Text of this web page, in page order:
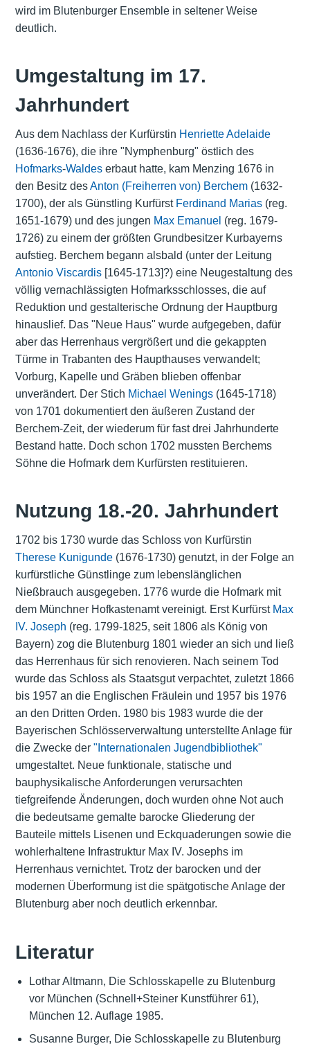
wird im Blutenburger Ensemble in seltener Weise
deutlich.
Umgestaltung im 17.
Jahrhundert
Aus dem Nachlass der Kurfürstin Henriette Adelaide
(1636-1676), die ihre "Nymphenburg" östlich des
Hofmarks-Waldeserbaut hatte, kam Menzing 1676 in
den Besitz desAnton (Freiherren von) Berchem(1632-
1700), der als Günstling Kurfürst Ferdinand Marias(reg.
1651-1679) und des jungen Max Emanuel (reg. 1679-
1726) zu einem der größten Grundbesitzer Kurbayerns
aufstieg. Berchem begann alsbald (unter der Leitung
Antonio Viscardis[1645-1713]?) eine Neugestaltung des
völlig vernachlässigten Hofmarksschlosses, die auf
Reduktion und gestalterische Ordnung der Hauptburg
hinauslief. Das "Neue Haus" wurde aufgegeben, dafür
aber das Herrenhaus vergrößert und die gekappten
Türme in Trabanten des Haupthauses verwandelt;
Vorburg, Kapelle und Gräben blieben offenbar
unverändert. Der Stich Michael Wenings(1645-1718)
von 1701 dokumentiert den äußeren Zustand der
Berchem-Zeit, der wiederum für fast drei Jahrhunderte
Bestand hatte. Doch schon 1702 mussten Berchems
Söhne die Hofmark dem Kurfürsten restituieren.
Nutzung 18.-20. Jahrhundert
1702 bis 1730 wurde das Schloss von Kurfürstin
Therese Kunigunde(1676-1730) genutzt, in der Folge an
kurfürstliche Günstlinge zum lebenslänglichen
Nießbrauch ausgegeben. 1776 wurde die Hofmark mit
dem Münchner Hofkastenamt vereinigt. Erst Kurfürst Max
IV. Joseph (reg. 1799-1825, seit 1806 als König von
Bayern) zog die Blutenburg 1801 wieder an sich und ließ
das Herrenhaus für sich renovieren. Nach seinem Tod
wurde das Schloss als Staatsgut verpachtet, zuletzt 1866
bis 1957 an die Englischen Fräulein und 1957 bis 1976
an den Dritten Orden. 1980 bis 1983 wurde die der
Bayerischen Schlösserverwaltung unterstellte Anlage für
die Zwecke der "Internationalen Jugendbibliothek"
umgestaltet. Neue funktionale, statische und
bauphysikalische Anforderungen verursachten
tiefgreifende Änderungen, doch wurden ohne Not auch
die bedeutsame gemalte barocke Gliederung der
Bauteile mittels Lisenen und Eckquaderungen sowie die
wohlerhaltene Infrastruktur Max IV. Josephs im
Herrenhaus vernichtet. Trotz der barocken und der
modernen Überformung ist die spätgotische Anlage der
Blutenburg aber noch deutlich erkennbar.
Literatur
Lothar Altmann, Die Schlosskapelle zu Blutenburg
vor München (Schnell+Steiner Kunstführer 61),
München 12. Auflage 1985.
Susanne Burger, Die Schlosskapelle zu Blutenburg